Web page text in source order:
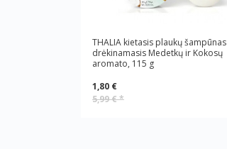
THALIA kietasis plaukų šampūnas
drėkinamasis Medetkų ir Kokosų
aromato, 115 g
1,80 €
5,99 €*